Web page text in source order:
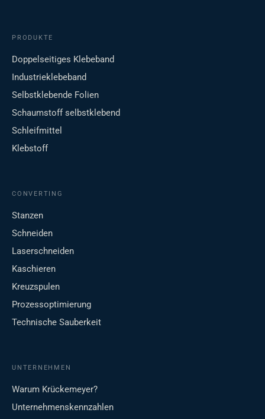
PRODUKTE
Doppelseitiges Klebeband
Industrieklebeband
Selbstklebende Folien
Schaumstoff selbstklebend
Schleifmittel
Klebstoff
CONVERTING
Stanzen
Schneiden
Laserschneiden
Kaschieren
Kreuzspulen
Prozessoptimierung
Technische Sauberkeit
UNTERNEHMEN
Warum Krückemeyer?
Unternehmenskennzahlen